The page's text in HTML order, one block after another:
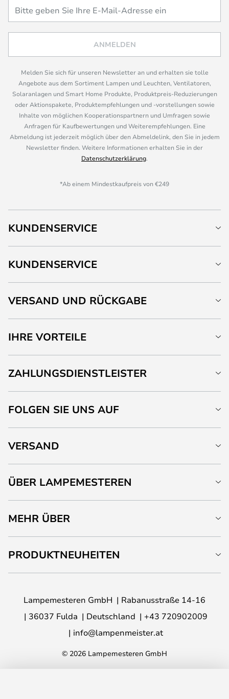
ANMELDEN
Melden Sie sich für unseren Newsletter an und erhalten sie tolle
Angebote aus dem Sortiment Lampen und Leuchten, Ventilatoren,
Solaranlagen und Smart Home Produkte, Produktpreis-Reduzierungen
oder Aktionspakete, Produktempfehlungen und -vorstellungen sowie
Inhalte von möglichen Kooperationspartnern und Umfragen sowie
Anfragen für Kaufbewertungen und Weiterempfehlungen. Eine
Abmeldung ist jederzeit möglich über den Abmeldelink, den Sie in jedem
Newsletter finden. Weitere Informationen erhalten Sie in der
Datenschutzerklärung.
*Ab einem Mindestkaufpreis von €249
KUNDENSERVICE
KUNDENSERVICE
VERSAND UND RÜCKGABE
IHRE VORTEILE
ZAHLUNGSDIENSTLEISTER
FOLGEN SIE UNS AUF
VERSAND
ÜBER LAMPEMESTEREN
MEHR ÜBER
PRODUKTNEUHEITEN
Lampemesteren GmbH
Rabanusstraße 14-16
36037 Fulda
Deutschland
+43 720902009
info@lampenmeister.at
© 2026 Lampemesteren GmbH